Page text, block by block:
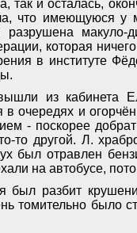
так и осталась,
что имеющуюся у
разрушена
которая
в институте
из кабинета
в очередях и
- поскорее
то другой. Л.
был отравлен
на автобусе,
был разбит
томительно было